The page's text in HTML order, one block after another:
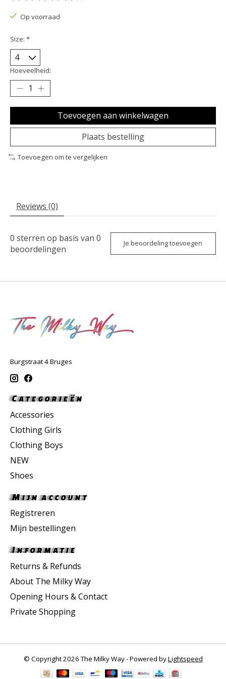
Op voorraad
Size: *
Hoeveelheid:
Toevoegen aan winkelwagen
Plaats bestelling
Toevoegen om te vergelijken
Reviews (0)
0 sterren op basis van 0
beoordelingen
Je beoordeling toevoegen
Burgstraat 4 Bruges
Categorieën
Accessories
Clothing Girls
Clothing Boys
NEW
Shoes
Mijn account
Registreren
Mijn bestellingen
Informatie
Returns & Refunds
About The Milky Way
Opening Hours & Contact
Private Shopping
© Copyright 2026 The Milky Way - Powered byLightspeed